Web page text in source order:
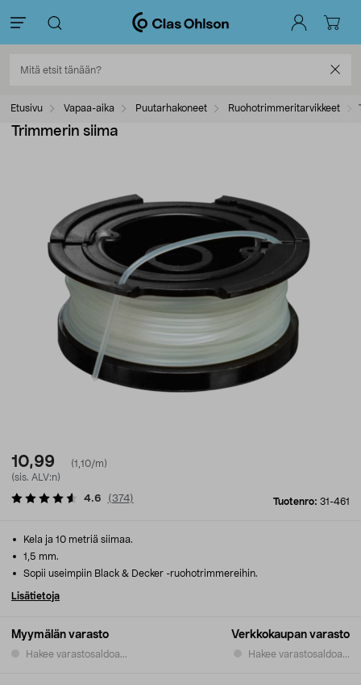
Etusivu Vapaa-aika Puutarhakoneet Ruohotrimmeritarvikkeet
Trimmerin siima
10,99
(1,10/m)
(sis. ALV:n)
Tuotenro: 31-461
4.6 (374)
Myymälän varasto
Hakee varastosaldoa...
Verkkokaupan varasto
Hakee varastosaldoa...
Kela ja 10 metriä siimaa.
1,5 mm.
Sopii useimpiin Black & Decker -ruohotrimmereihin.
Lisätietoja